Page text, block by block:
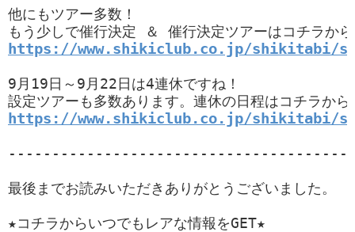
他にもツアー多数！
https://www.shikiclub.co.jp/shikitabi/
9月19日～9月22日は4連休ですね！
https://www.shikiclub.co.jp/shikitabi/
最後までお読みいただきありがとうございました。
★コチラからいつでもレアな情報をGET★